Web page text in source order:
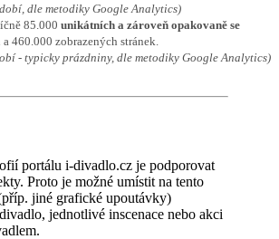
dle metodiky Google Analytics)
85.000 unikátních a zároveň opakovaně se
460.000 zobrazených stránek.
- typicky prázdniny, dle metodiky Google Analytics)
portálu i-divadlo.cz je podporovat
Proto je možné umístit na tento
jiné grafické upoutávky)
jednotlivé inscenace nebo akci